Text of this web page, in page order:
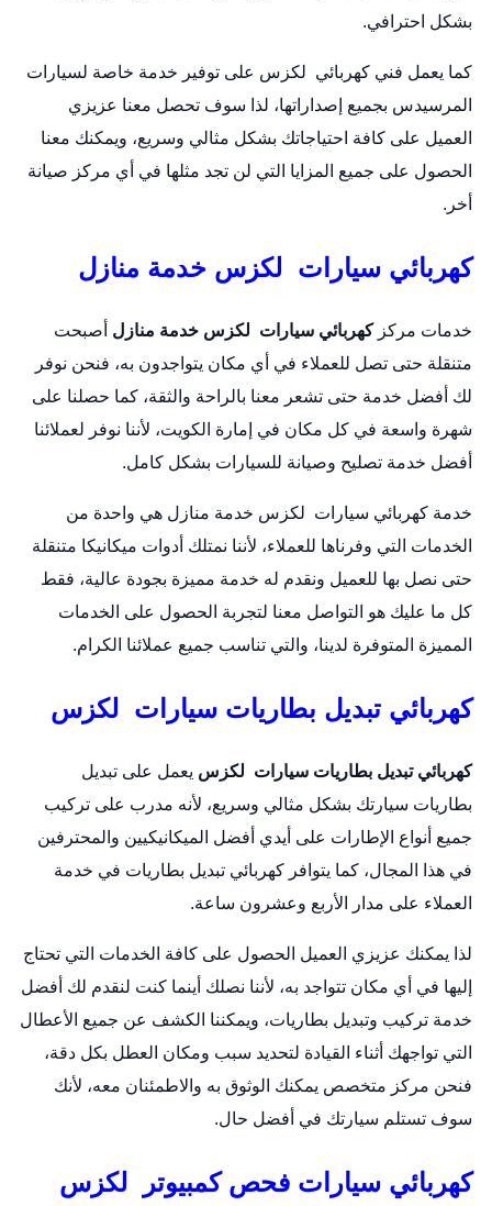
بشكل احترافي.
كما يعمل فني كهربائي لكزس على توفير خدمة خاصة لسيارات
المرسيدس بجميع إصداراتها، لذا سوف تحصل معنا عزيزي
العميل على كافة احتياجاتك بشكل مثالي وسريع، ويمكنك معنا
الحصول على جميع المزايا التي لن تجد مثلها في أي مركز صيانة
أخر.
كهربائي سيارات لكزس خدمة منازل
خدمات مركزكهربائي سيارات لكزس خدمة منازل أصبحت
متنقلة حتى تصل للعملاء في أي مكان يتواجدون به، فنحن نوفر
لك أفضل خدمة حتى تشعر معنا بالراحة والثقة، كما حصلنا على
شهرة واسعة في كل مكان في إمارة الكويت، لأننا نوفر لعملائنا
أفضل خدمة تصليح وصيانة للسيارات بشكل كامل.
خدمة كهربائي سيارات لكزس خدمة منازل هي واحدة من
الخدمات التي وفرناها للعملاء، لأننا نمتلك أدوات ميكانيكا متنقلة
حتى نصل بها للعميل ونقدم له خدمة مميزة بجودة عالية، فقط
كل ما عليك هو التواصل معنا لتجربة الحصول على الخدمات
المميزة المتوفرة لدينا، والتي تناسب جميع عملائنا الكرام.
كهربائي تبديل بطاريات سيارات لكزس
كهربائي تبديل بطاريات سيارات لكزس يعمل على تبديل
بطاريات سيارتك بشكل مثالي وسريع، لأنه مدرب على تركيب
جميع أنواع الإطارات على أيدي أفضل الميكانيكيين والمحترفين
في هذا المجال، كما يتوافر كهربائي تبديل بطاريات في خدمة
العملاء على مدار الأربع وعشرون ساعة.
لذا يمكنك عزيزي العميل الحصول على كافة الخدمات التي تحتاج
إليها في أي مكان تتواجد به، لأننا نصلك أينما كنت لنقدم لك أفضل
خدمة تركيب وتبديل بطاريات، ويمكننا الكشف عن جميع الأعطال
التي تواجهك أثناء القيادة لتحديد سبب ومكان العطل بكل دقة،
فنحن مركز متخصص يمكنك الوثوق به والاطمئنان معه، لأنك
سوف تستلم سيارتك في أفضل حال.
كهربائي سيارات فحص كمبيوتر لكزس